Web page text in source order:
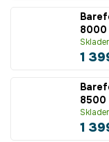
8000
1
8500
1